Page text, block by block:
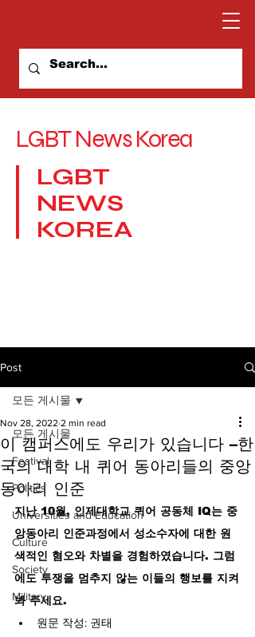
LGBT News Korea
LGBT
NEWS
KOREA
Post
모든 게시물
Festival
Politics
Universities and Education
Culture
Society
Military
모든 게시물
이 캠퍼스에도 우리가 있습니다 –한
국의 대학 내 퀴어 동아리들의 중앙
동아리 인준
Nov 28, 2022 2 min read
지난 10월, 인제대학교 퀴어 공동체 IQ는 중
앙동아리 인준과정에서 성소수자에 대한 원
색적인 혐오와 차별을 경험하였습니다. 그럼
에도 투쟁을 멈추지 않는 이들의 행보를 지켜
봐 주세요.
원문 작성: 권태